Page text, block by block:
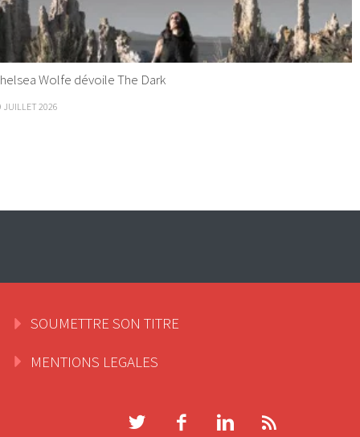
Wolfe dévoile The Dark
JUILLET 2026
SOUMETTRE SON TITRE
MENTIONS LEGALES